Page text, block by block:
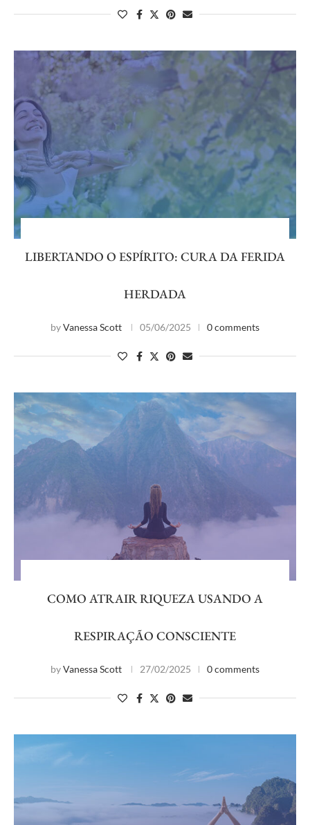
LIBERTANDO O ESPÍRITO: CURA DA FERIDA
HERDADA
byVanessa Scott 05/06/2025 0 comments
COMO ATRAIR RIQUEZA USANDO A
RESPIRAÇÃO CONSCIENTE
byVanessa Scott 27/02/2025 0 comments